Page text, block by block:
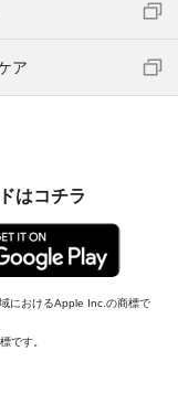
ア
はコチラ
におけるApple Inc.の商標で
です。